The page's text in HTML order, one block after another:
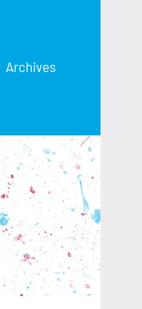
Archives